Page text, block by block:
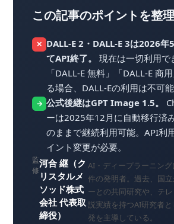
この記事のポイントを整理
✕ DALL-E 2・DALL-E 3は2026年
てAPI終了。
現在は一切利用で
「DALL-E 無料」「DALL-E 商
る場合、DALL-Eの利用は不可能
→ 公式後継はGPT Image 1.5。
ーは2025年12月に自動移行済
のままで継続利用可能。API利
イント変更が必要。
監
修
河合 継（ク
リスタルメ
ソッド株式
会社 代表取
締役）
AI・ディープラーニン
件の発明者。過去、国
ーとの共同研究や、テ
説実績を持つAI研究者
発を主導している。